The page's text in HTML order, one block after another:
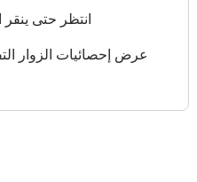
انتظر حتى
عرض إحصائيات الزوار